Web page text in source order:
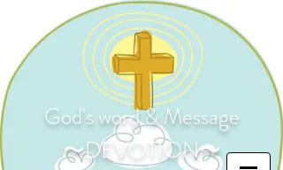
God's word & Message
〜DEVOTION〜